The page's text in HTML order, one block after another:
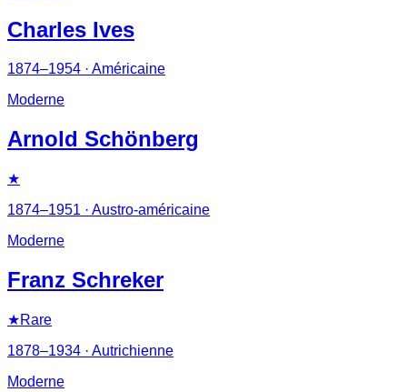
Charles Ives
1874–1954 · Américaine
Moderne
Arnold Schönberg
★
1874–1951 · Austro-américaine
Moderne
Franz Schreker
★Rare
1878–1934 · Autrichienne
Moderne